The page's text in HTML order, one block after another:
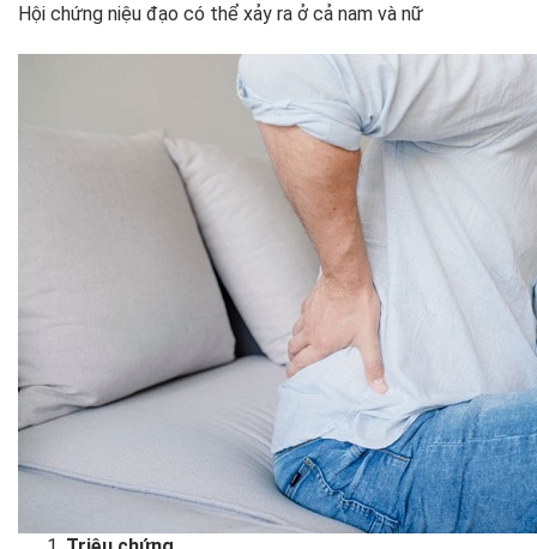
Hội chứng niệu đạo có thể xảy ra ở cả nam và nữ